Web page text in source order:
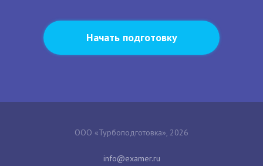
Начать подготовку
ООО «Турбоподготовка», 2026